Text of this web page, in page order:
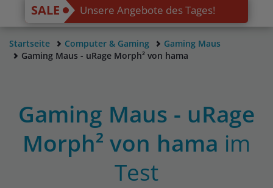
SALE Unsere Angebote des Tages!
Startseite Computer & Gaming
Gaming Maus
Gaming Maus - uRage Morph² von hama
Gaming Maus - uRage
Morph² von hama im
Test